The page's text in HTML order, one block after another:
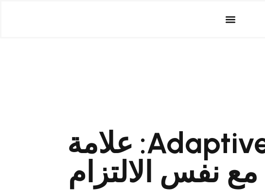
Adaptive Recognition: علامة
نفس الالتزام